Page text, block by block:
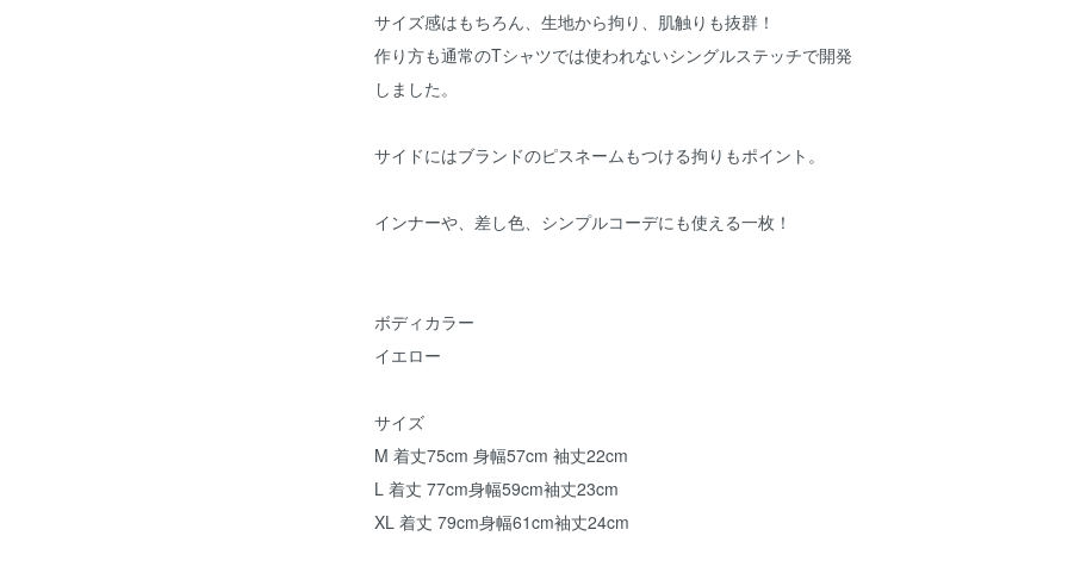
サイズ感はもちろん、生地から拘り、肌触りも抜群！
作り方も通常のTシャツでは使われないシングルステッチで開発
しました。
サイドにはブランドのピスネームもつける拘りもポイント。
インナーや、差し色、シンプルコーデにも使える一枚！
ボディカラー
イエロー
サイズ
M 着丈75cm 身幅57cm 袖丈22cm
L 着丈 77cm身幅59cm袖丈23cm
XL 着丈 79cm身幅61cm袖丈24cm